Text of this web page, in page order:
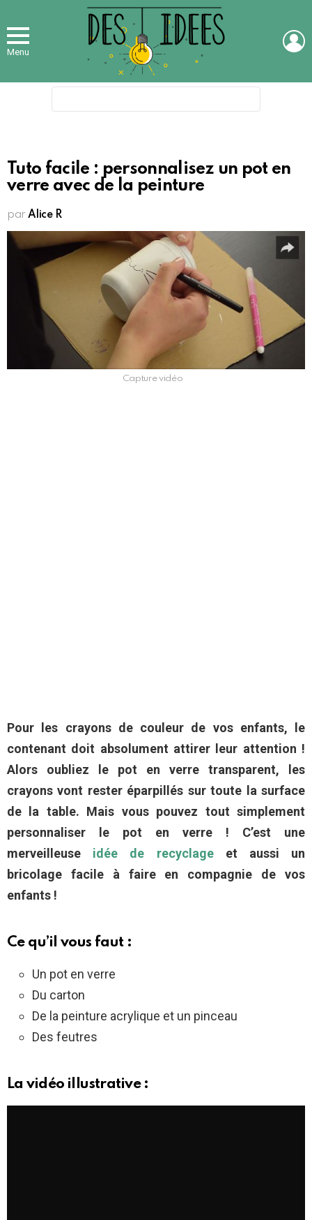
Menu
Tuto facile : personnalisez un pot en
verre avec de la peinture
par Alice R
Capture vidéo
Pour les crayons de couleur de vos enfants, le
contenant doit absolument attirer leur attention !
Alors oubliez le pot en verre transparent, les
crayons vont rester éparpillés sur toute la surface
de la table. Mais vous pouvez tout simplement
personnaliser le pot en verre ! C’est une
merveilleuse idée de recyclageet aussi un
bricolage facile à faire en compagnie de vos
enfants !
Ce qu’il vous faut :
Un pot en verre
Du carton
De la peinture acrylique et un pinceau
Des feutres
La vidéo illustrative :